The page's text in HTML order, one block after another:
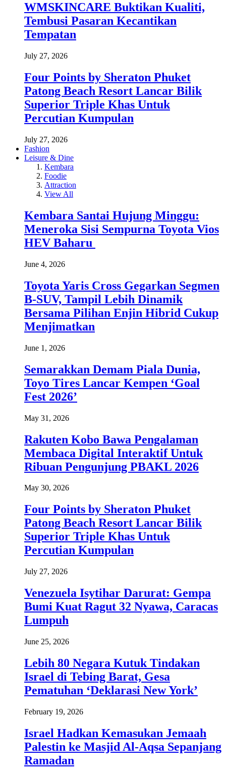
WMSKINCARE Buktikan Kualiti,
Tembusi Pasaran Kecantikan
Tempatan
July 27, 2026
Four Points by Sheraton Phuket
Patong Beach Resort Lancar Bilik
Superior Triple Khas Untuk
Percutian Kumpulan
July 27, 2026
Fashion
Leisure & Dine
Kembara
Foodie
Attraction
View All
Kembara Santai Hujung Minggu:
Meneroka Sisi Sempurna Toyota Vios
HEV Baharu
June 4, 2026
Toyota Yaris Cross Gegarkan Segmen
B-SUV, Tampil Lebih Dinamik
Bersama Pilihan Enjin Hibrid Cukup
Menjimatkan
June 1, 2026
Semarakkan Demam Piala Dunia,
Toyo Tires Lancar Kempen ‘Goal
Fest 2026’
May 31, 2026
Rakuten Kobo Bawa Pengalaman
Membaca Digital Interaktif Untuk
Ribuan Pengunjung PBAKL 2026
May 30, 2026
Four Points by Sheraton Phuket
Patong Beach Resort Lancar Bilik
Superior Triple Khas Untuk
Percutian Kumpulan
July 27, 2026
Venezuela Isytihar Darurat: Gempa
Bumi Kuat Ragut 32 Nyawa, Caracas
Lumpuh
June 25, 2026
Lebih 80 Negara Kutuk Tindakan
Israel di Tebing Barat, Gesa
Pematuhan ‘Deklarasi New York’
February 19, 2026
Israel Hadkan Kemasukan Jemaah
Palestin ke Masjid Al-Aqsa Sepanjang
Ramadan